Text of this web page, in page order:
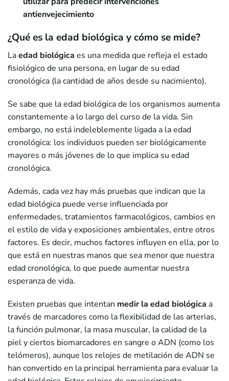
antienvejecimiento
¿Qué es la edad biológica y cómo se mide?
Laedad biológica es una medida que refleja el estado
fisiológico de una persona, en lugar de su edad
cronológica (la cantidad de años desde su nacimiento).
Se sabe que la edad biológica de los organismos aumenta
constantemente a lo largo del curso de la vida. Sin
embargo, no está indeleblemente ligada a la edad
cronológica: los individuos pueden ser biológicamente
mayores o más jóvenes de lo que implica su edad
cronológica.
Además, cada vez hay más pruebas que indican que la
edad biológica puede verse influenciada por
enfermedades, tratamientos farmacológicos, cambios en
el estilo de vida y exposiciones ambientales, entre otros
factores. Es decir, muchos factores influyen en ella, por lo
que está en nuestras manos que sea menor que nuestra
edad cronológica, lo que puede aumentar nuestra
esperanza de vida.
Existen pruebas que intentan medir la edad biológica a
través de marcadores como la flexibilidad de las arterias,
la función pulmonar, la masa muscular, la calidad de la
piel y ciertos biomarcadores en sangre o ADN (como los
telómeros), aunque los relojes de metilación de ADN se
han convertido en la principal herramienta para evaluar la